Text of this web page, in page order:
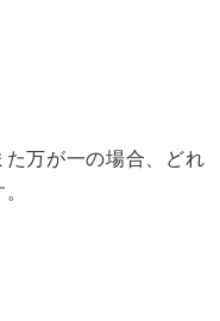
万が一の場合、どれ